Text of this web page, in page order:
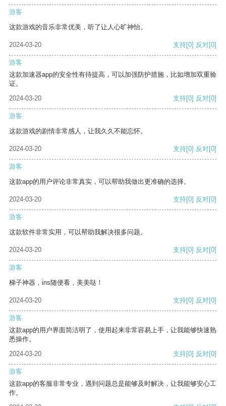
游客
这款游戏的音乐非常优美，听了让人心旷神怡。
2024-03-20 支持[0] 反对[0]
游客
这款加速器app的安全性有待提高，可以加强防护措施，比如增加双重验
证。
2024-03-20
支持[0] 反对[0]
游客
这款游戏的剧情非常感人，让我久久不能忘怀。
2024-03-20 支持[0] 反对[0]
游客
这款app的用户评论非常真实，可以帮助我做出更准确的选择。
2024-03-20 支持[0] 反对[0]
游客
这款软件非常实用，可以帮助我解决很多问题。
2024-03-20 支持[0] 反对[0]
游客
梯子神器，ins随便看，美美哒！
2024-03-20 支持[0] 反对[0]
游客
这款app的用户界面简洁明了，使用起来非常容易上手，让我能够快速熟
悉操作。
2024-03-20
支持[0] 反对[0]
游客
这款app的客服非常专业，遇到问题总是能够及时解决，让我能够安心工
作。